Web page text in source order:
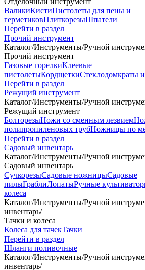
ВаликиКистиПистолеты для пены и
герметиковПлиткорезыШпатели
Перейти в раздел
Прочий инструмент
Каталог/Инструменты/Ручной
Прочий инструмент
Газовые горелкиКлеевые
пистолетыКордщеткиСтеклодомкраты
Перейти в раздел
Режущий инструмент
Каталог/Инструменты/Ручной
Режущий инструмент
БолторезыНожи со сменным лезвием
полипропиленовых трубНожницы по
Перейти в раздел
Садовый инвентарь
Каталог/Инструменты/Ручной
Садовый инвентарь
СучкорезыСадовые ножницыСадовые
пилыГраблиЛопатыРучные
колеса
Каталог/Инструменты/Ручной
инвентарь/
Тачки и колеса
Колеса для тачекТачки
Перейти в раздел
Шланги поливочные
Каталог/Инструменты/Ручной
инвентарь/